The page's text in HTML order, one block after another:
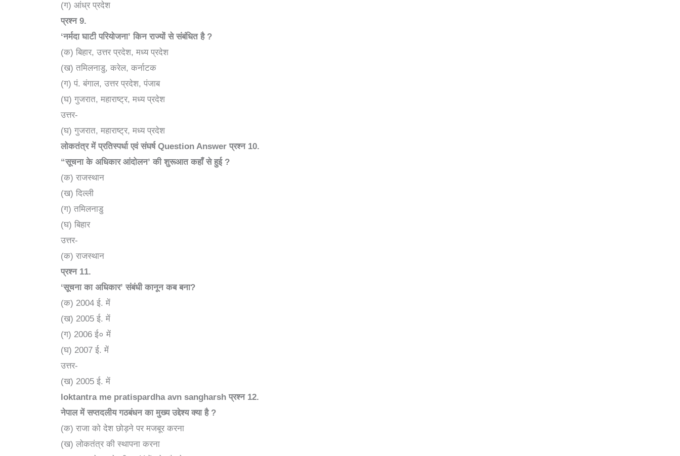
(ग) आंध्र प्रदेश
प्रश्न 9.
‘नर्मदा घाटी परियोजना’ किन राज्यों से संबंधित है ?
(क) बिहार, उत्तर प्रदेश, मध्य प्रदेश
(ख) तमिलनाडु, करेल, कर्नाटक
(ग) पं. बंगाल, उत्तर प्रदेश, पंजाब
(घ) गुजरात, महाराष्ट्र, मध्य प्रदेश
उत्तर-
(घ) गुजरात, महाराष्ट्र, मध्य प्रदेश
लोकतंत्र में प्रतिस्पर्धा एवं संघर्ष Question Answer प्रश्न 10.
“सूचना के अधिकार आंदोलन’ की शुरूआत कहाँ से हुई ?
(क) राजस्थान
(ख) दिल्ली
(ग) तमिलनाडु
(घ) बिहार
उत्तर-
(क) राजस्थान
प्रश्न 11.
‘सूचना का अधिकार’ संबंधी कानून कब बना?
(क) 2004 ई. में
(ख) 2005 ई. में
(ग) 2006 ई० में
(घ) 2007 ई. में
उत्तर-
(ख) 2005 ई. में
loktantra me pratispardha avn sangharsh प्रश्न 12.
नेपाल में सप्तदलीय गठबंधन का मुख्य उद्देश्य क्या है ?
(क) राजा को देश छोड़ने पर मजबूर करना
(ख) लोकतंत्र की स्थापना करना